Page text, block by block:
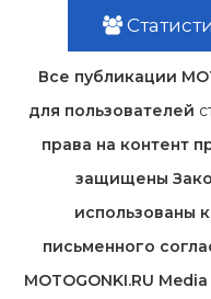
Все публикации
для пользователей
права на контент
защищены
использованы
письменного
MOTOGONKI.RU